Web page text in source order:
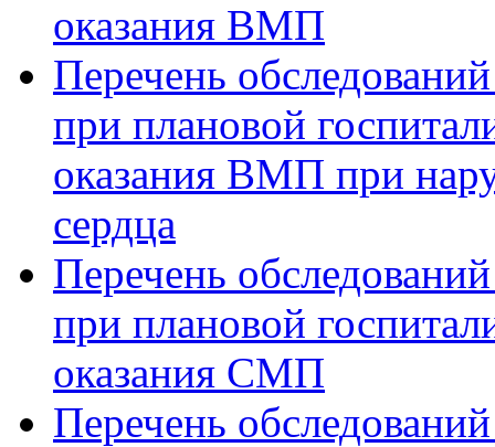
оказания ВМП
Перечень
при плановой
оказания ВМП при
сердца
Перечень
при плановой
оказания СМП
Перечень